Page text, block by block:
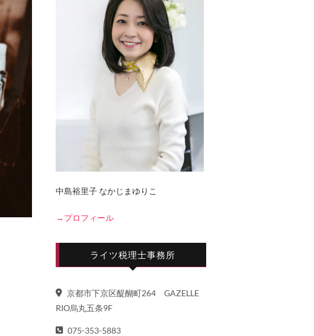
中島裕里子 なかじまゆりこ
→プロフィール
ライツ税理士事務所
京都市下京区醍醐町264 GAZELLE
RIO烏丸五条9F
075-353-5883